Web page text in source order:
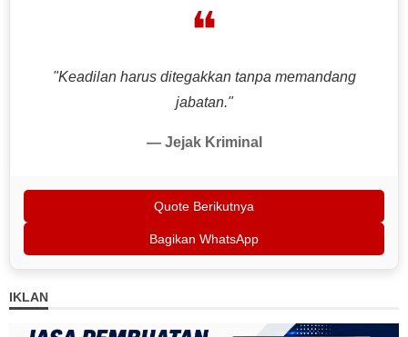
❝
"Keadilan harus ditegakkan tanpa memandang
jabatan."
— Jejak Kriminal
Quote Berikutnya
Bagikan WhatsApp
IKLAN